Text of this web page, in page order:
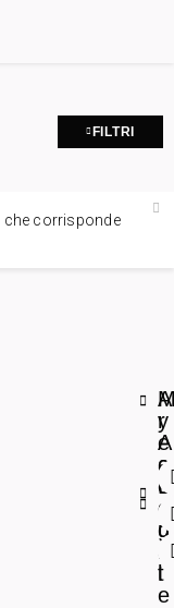
FILTRI
corrisponde
A
r
e
a
L
e
g
l
e
y
A
c
c
o
u
t